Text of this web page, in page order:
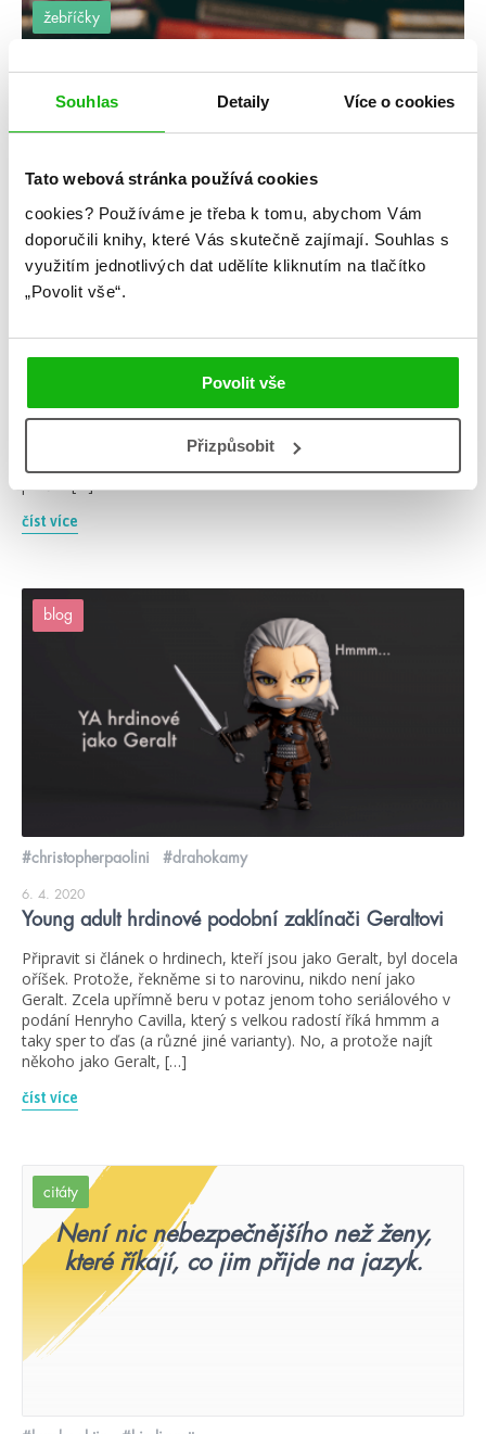
Souhlas Detaily Více o cookies
Tato webová stránka používá cookies
cookies? Používáme je třeba k tomu, abychom Vám
doporučili knihy, které Vás skutečně zajímají. Souhlas s
využitím jednotlivých dat udělíte kliknutím na tlačítko
„Povolit vše“.
Povolit vše
Přizpůsobit
žebříčky
#adamsilvera #aliceoseman
1. 5. 2020
V young adult knihách najdete tisíce rozmanitých příběhů a
romantických linek, které vás uchvátí a donutí vás otáčet
srdcervoucí, některé vám vyrazí dech a kvůli některým si
okoušete nehty. Jedno ale mají společné, nakonec vás všechny
číst více
blog
#christopherpaolini #drahokamy
6. 4. 2020
Young adult hrdinové podobní zaklínači Geraltovi
Připravit si článek o hrdinech, kteří jsou jako Geralt, byl docela
oříšek. Protože, řekněme si to narovinu, nikdo není jako
Geralt. Zcela upřímně beru v potaz jenom toho seriálového v
podání Henryho Cavilla, který s velkou radostí říká hmmm a
taky sper to ďas (a různé jiné varianty). No, a protože najít
někoho jako Geralt, […]
číst více
citáty
Není nic nebezpečnějšího než ženy,
které říkají, co jim přijde na jazyk.